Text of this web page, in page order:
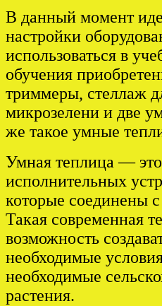
В данный момент
настройки
использоваться в
обучения
триммеры, стеллаж
микрозелени и две
же такое умные
Умная теплица —
исполнительных
которые соединены
Такая современная
возможность
необходимые
необходимые
растения.